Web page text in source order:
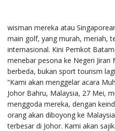
wisman mereka atau
main golf, yang murah, meriah,
internasional. Kini Pemkot
menebar pesona ke Negeri Jiran
berbeda, bukan sport tourism
“Kami akan menggelar acara
Johor Bahru, Malaysia, 27 Mei,
menggoda mereka, dengan
orang akan diboyong ke
terbesar di Johor. Kami akan